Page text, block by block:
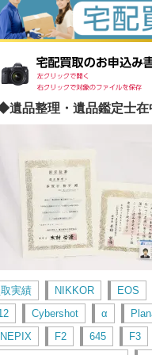
遺品整理・遺品鑑定士在
実績 NIKKOR EOS
Cybershot α
F2 645 F3